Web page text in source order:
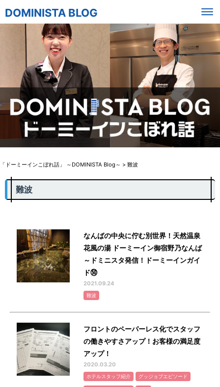
DOMINISTA BLOG
「ドーミーインこぼれ話」 ～DOMINISTA Blog～ > 難波
難波
なんばの中央に佇む別世界！天然温泉
花風の湯 ドーミーイン御宿野乃なんば
～ドミニスタ発信！ドーミーインガイ
ド㊿
2021.09.24
難波
フロントのペーパーレス化でスタッフ
の働きやすさアップ！お客様の満足度
アップ！
2020.03.20
ホテルスタッフ紹介 グッジョブエピソード